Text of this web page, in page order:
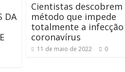
DA
Cientistas descobrem
método que impede
totalmente a
coronavírus
11 de maio de 2022 0